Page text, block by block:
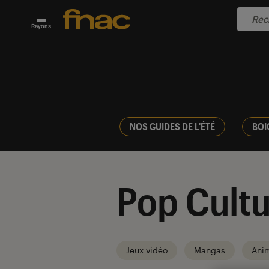
Rayons
NOS GUIDES DE L'ÉTÉ
Pop
Jeux vidéo Mangas